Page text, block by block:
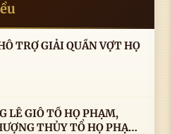
LÊ GIỖ TỔ HỌ PHẠM,
THỦY TỔ HỌ PHẠM